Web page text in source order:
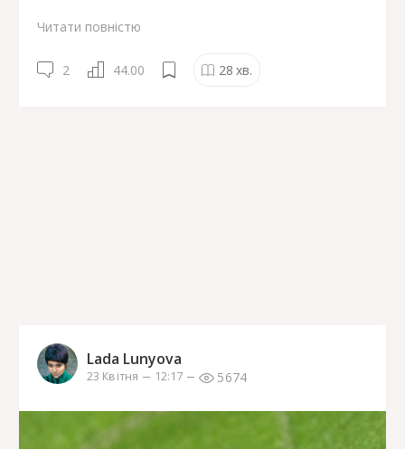
Читати повністю
2 44.00 28 хв.
Lada Lunyova
23 Квітня 12:17 5674